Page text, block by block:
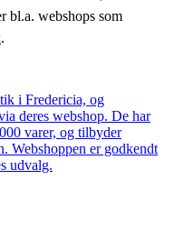
bl.a. webshops som
.
i Fredericia, og
deres webshop. De har
varer, og tilbyder
Webshoppen er godkendt
udvalg.